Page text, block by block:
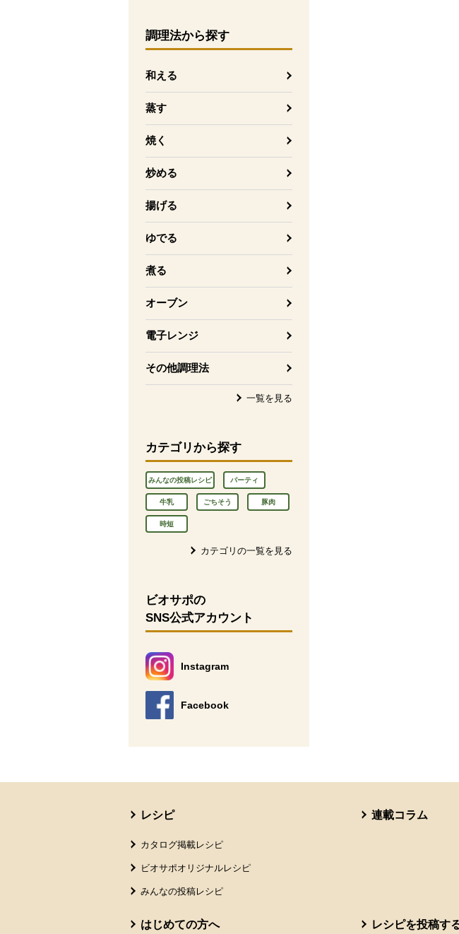
調理法から探す
和える
蒸す
焼く
炒める
揚げる
ゆでる
煮る
オーブン
電子レンジ
その他調理法
一覧を見る
カテゴリから探す
みんなの投稿レシピ パーティ
牛乳 ごちそう 豚肉
時短
カテゴリの一覧を見る
ビオサポの
SNS公式アカウント
Instagram
別のウィンドウで開きます。
Facebook
別のウィンドウで開きます。
レシピ
カタログ掲載レシピ
ビオサポオリジナルレシピ
みんなの投稿レシピ
連載コラム
はじめての方へ レシピを投稿す